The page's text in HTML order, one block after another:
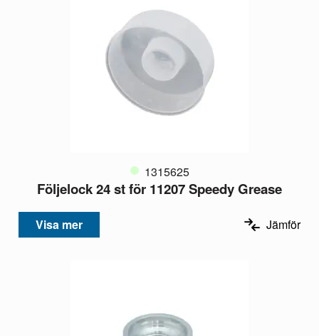
1315625
Följelock 24 st för 11207 Speedy Grease
Visa mer Jämför